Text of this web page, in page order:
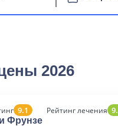
2026
9.1 Рейтинг лечения
Фрунзе